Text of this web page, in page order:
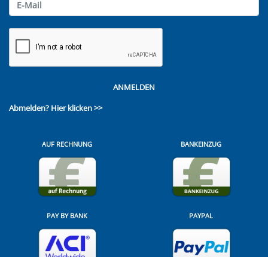
ANMELDEN
Abmelden? Hier klicken >>
AUF RECHNUNG BANKEINZUG
PAY BY BANK PAYPAL